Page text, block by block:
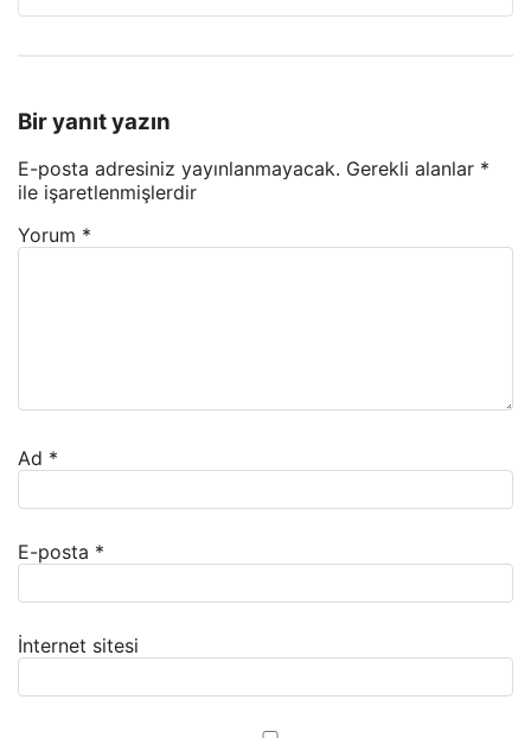
Bir yanıt yazın
E-posta adresiniz yayınlanmayacak. Gerekli alanlar *
ile işaretlenmişlerdir
Yorum *
Ad *
E-posta *
İnternet sitesi